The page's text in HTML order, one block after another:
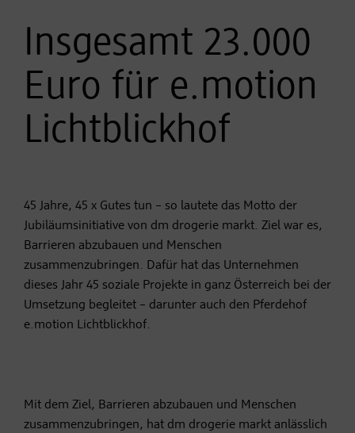
Insgesamt 23.000
Euro für e.motion
Lichtblickhof
45 Jahre, 45 x Gutes tun – so lautete das Motto der
Jubiläumsinitiative von dm drogerie markt. Ziel war es,
Barrieren abzubauen und Menschen
zusammenzubringen. Dafür hat das Unternehmen
dieses Jahr 45 soziale Projekte in ganz Österreich bei der
Umsetzung begleitet – darunter auch den Pferdehof
e.motion Lichtblickhof.
Mit dem Ziel, Barrieren abzubauen und Menschen
zusammenzubringen, hat dm drogerie markt anlässlich